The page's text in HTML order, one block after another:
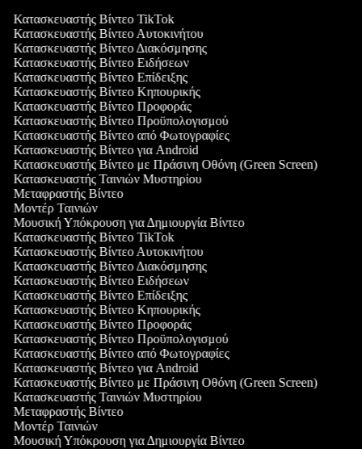
Κατασκευαστής Βίντεο TikTok
Κατασκευαστής Βίντεο Αυτοκινήτου
Κατασκευαστής Βίντεο Διακόσμησης
Κατασκευαστής Βίντεο Ειδήσεων
Κατασκευαστής Βίντεο Επίδειξης
Κατασκευαστής Βίντεο Κηπουρικής
Κατασκευαστής Βίντεο Προφοράς
Κατασκευαστής Βίντεο Προϋπολογισμού
Κατασκευαστής Βίντεο από Φωτογραφίες
Κατασκευαστής Βίντεο για Android
Κατασκευαστής Βίντεο με Πράσινη Οθόνη (Green Screen)
Κατασκευαστής Ταινιών Μυστηρίου
Μεταφραστής Βίντεο
Μοντέρ Ταινιών
Μουσική Υπόκρουση για Δημιουργία Βίντεο
Κατασκευαστής Βίντεο TikTok
Κατασκευαστής Βίντεο Αυτοκινήτου
Κατασκευαστής Βίντεο Διακόσμησης
Κατασκευαστής Βίντεο Ειδήσεων
Κατασκευαστής Βίντεο Επίδειξης
Κατασκευαστής Βίντεο Κηπουρικής
Κατασκευαστής Βίντεο Προφοράς
Κατασκευαστής Βίντεο Προϋπολογισμού
Κατασκευαστής Βίντεο από Φωτογραφίες
Κατασκευαστής Βίντεο για Android
Κατασκευαστής Βίντεο με Πράσινη Οθόνη (Green Screen)
Κατασκευαστής Ταινιών Μυστηρίου
Μεταφραστής Βίντεο
Μοντέρ Ταινιών
Μουσική Υπόκρουση για Δημιουργία Βίντεο